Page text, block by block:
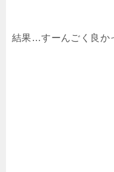
結果…すーんごく良か